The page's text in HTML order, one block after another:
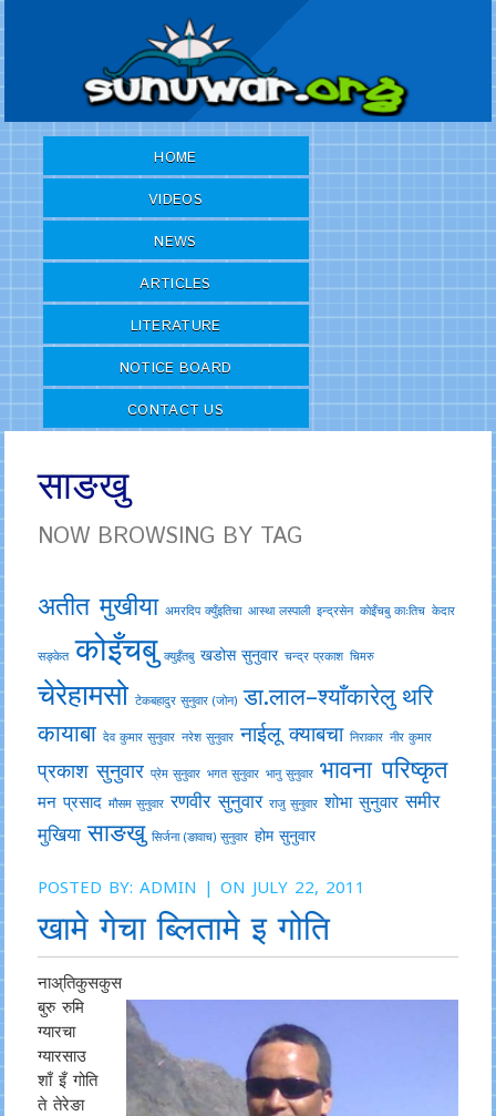
HOME
VIDEOS
NEWS
ARTICLES
LITERATURE
NOTICE BOARD
CONTACT US
साङखु
NOW BROWSING BY TAG
अतीत मुखीया अमरदिप क्युँइतिचा आस्था लस्पाली इन्द्रसेन काेइँचबु काःतिच केदार
सङ्केत कोइँचबु क्युइँतबु खडोस सुनुवार चन्द्र प्रकाश चिमरु
चेरेहामसो टेकबहादुर सुनुवार (जोन) डा.लाल–श्याँकारेलु थरि
कायाबा देव कुमार सुनुवार नरेश सुनुवार नाईलू क्याबचा निराकार नीर कुमार
प्रकाश सुनुवार प्रेम सुनुवार भगत सुनुवार भानु सुनुवार भावना परिष्कृत
मन प्रसाद मौसम सुनुवार रणवीर सुनुवार राजु सुनुवार शोभा सुनुवार समीर
मुखिया साङखु सिर्जना (ङावाच) सुनुवार होम सुनुवार
POSTED BY: ADMIN | ON JULY 22, 2011
खामे गेचा ब्लितामे इ गोति
नाअ्तिकुसकुस
बुरु रुमि
ग्यारचा
ग्यारसाउ
शाँ इँ गोति
ते तेरेङा